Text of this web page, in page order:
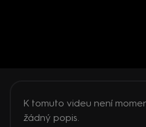
K tomuto videu není
žádný popis.